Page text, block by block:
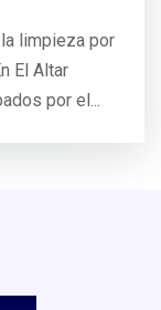
limpieza por
El Altar
por el...